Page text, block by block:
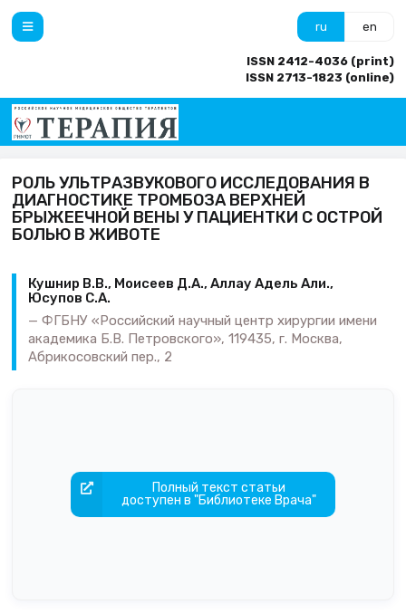
ru en
ISSN 2412-4036 (print)
ISSN 2713-1823 (online)
РОЛЬ УЛЬТРАЗВУКОВОГО ИССЛЕДОВАНИЯ В
ДИАГНОСТИКЕ ТРОМБОЗА ВЕРХНЕЙ
БРЫЖЕЕЧНОЙ ВЕНЫ У ПАЦИЕНТКИ С ОСТРОЙ
БОЛЬЮ В ЖИВОТЕ
Кушнир В.В., Моисеев Д.А., Аллау Адель Али.,
Юсупов С.А.
ФГБНУ «Российский научный центр хирургии имени
академика Б.В. Петровского», 119435, г. Москва,
Абрикосовский пер., 2
Полный текст статьи
доступен в "Библиотеке Врача"